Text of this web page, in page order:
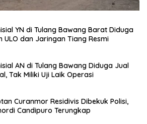
YN di Tulang Bawang Barat Diduga
ULO dan Jaringan Tiang Resmi
AN di Tulang Bawang Diduga Jual
Tak Miliki Uji Laik Operasi
Curanmor Residivis Dibekuk Polisi,
Candipuro Terungkap